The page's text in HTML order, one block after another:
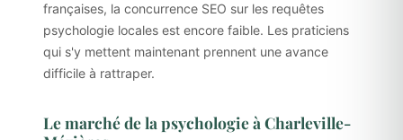
françaises, la concurrence SEO sur les requêtes
psychologie locales est encore faible. Les praticiens
qui s'y mettent maintenant prennent une avance
difficile à rattraper.
Le marché de la psychologie à Charleville-